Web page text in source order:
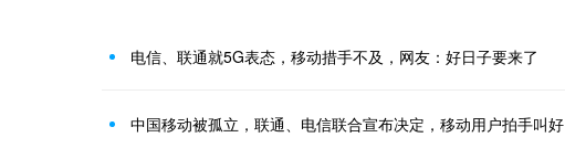
电信、联通就5G表态，移动措手不及，网友：好日子要来了
中国移动被孤立，联通、电信联合宣布决定，移动用户拍手叫好